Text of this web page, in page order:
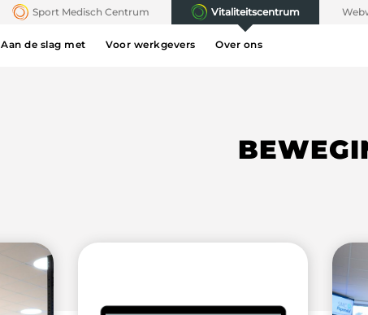
Sport Medisch Centrum Vitaliteitscentrum
Aan de slag met Voor werkgevers Over ons